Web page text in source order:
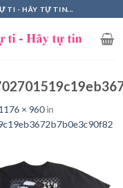
TI - HÃY TỰ TIN...
× 960in